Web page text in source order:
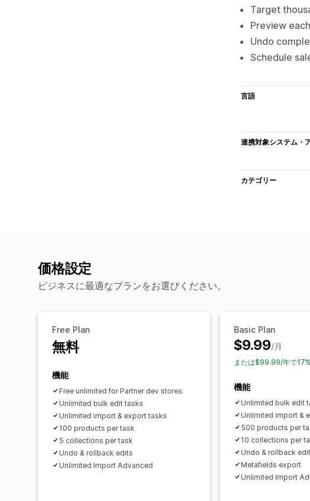
Target
Preview
Undo
Schedule
言語
連携対象システム・
カテゴリー
価格設定
ビジネスに最適なプランをお選びください。
Free Plan
無料
機能
Free unlimited for Partner dev stores
Unlimited bulk edit tasks
Unlimited import & export tasks
100 products per task
5 collections per task
Undo & rollback edits
Unlimited Import Advanced
Basic Plan
$9.99/月
または$99.99/年で
機能
Unlimited bulk edit
Unlimited import &
500 products per
10 collections per
Undo & rollback
Metafields export
Unlimited Import